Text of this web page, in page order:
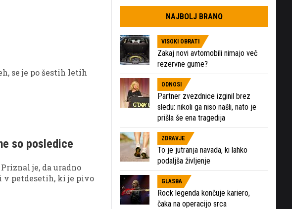
se je po šestih letih
so posledice
je, da uradno
v petdesetih, ki je pivo
NAJBOLJ BRANO
VISOKI OBRATI
Zakaj novi avtomobili nimajo več
rezervne gume?
ODNOSI
Partner zvezdnice izginil brez
sledu: nikoli ga niso našli, nato je
prišla še ena tragedija
ZDRAVJE
To je jutranja navada, ki lahko
podaljša življenje
GLASBA
Rock legenda končuje kariero,
čaka na operacijo srca